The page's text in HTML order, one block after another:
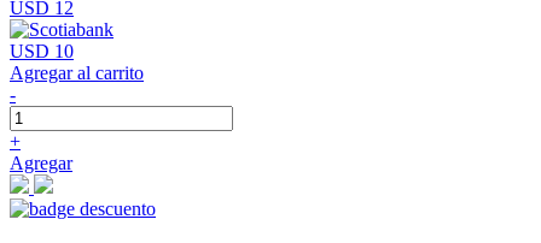
USD 12
USD 10
Agregar al carrito
-
+
Agregar